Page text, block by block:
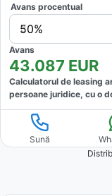
Avans procentual
50%
Avans
43.087 EUR
Calculatorul de leasing
persoane juridice, cu o
Sună